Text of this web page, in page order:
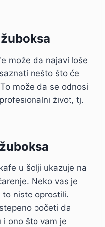
može da najavi loše
nešto što će
može da se odnosi
život, tj.
u šolji ukazuje na
Neko vas je
to niste oprostili.
početi da
i ono što vam je